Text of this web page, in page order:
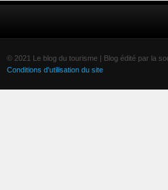
© 2021 Le blog du tourisme | Blog édité par la
Conditions d'utilisation du site